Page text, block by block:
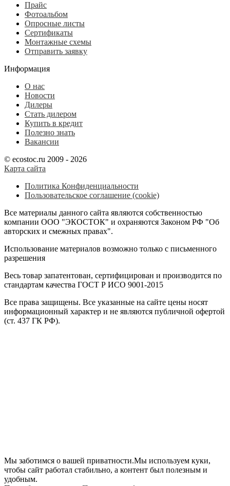
Прайс
Фотоальбом
Опросные листы
Сертификаты
Монтажные схемы
Отправить заявку
Информация
О нас
Новости
Дилеры
Стать дилером
Купить в кредит
Полезно знать
Вакансии
© ecostoc.ru 2009 - 2026
Карта сайта
Политика Конфиденциальности
Пользовательское соглашение (cookie)
Все материалы данного сайта являются собственностью
компании ООО "ЭКОСТОК" и охраняются Законом РФ "Об
авторских и смежных правах".
Использование материалов возможно только с письменного
разрешения
Весь товар запатентован, сертифицирован и производится по
стандартам качества ГОСТ Р ИСО 9001-2015
Все права защищены. Все указанные на сайте цены носят
информационный характер и не являются публичной офертой
(ст. 437 ГК РФ).
Мы заботимся о вашей приватности.Мы используем куки,
чтобы сайт работал стабильно, а контент был полезным и
удобным.